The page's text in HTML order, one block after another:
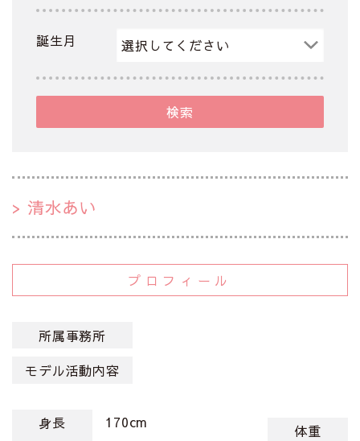
誕生月
検索
清水あい
プロフィール
所属事務所
モデル活動内容
身長 170cm
体重